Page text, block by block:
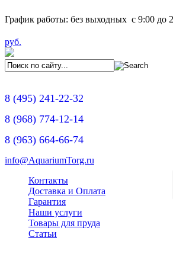
График работы: без выходных с 9:00 до
руб.
8 (495) 241-22-32
8 (968) 774-12-14
8 (963) 664-66-74
info@AquariumTorg.ru
Контакты
Доставка и Оплата
Гарантия
Наши услуги
Товары для пруда
Статьи